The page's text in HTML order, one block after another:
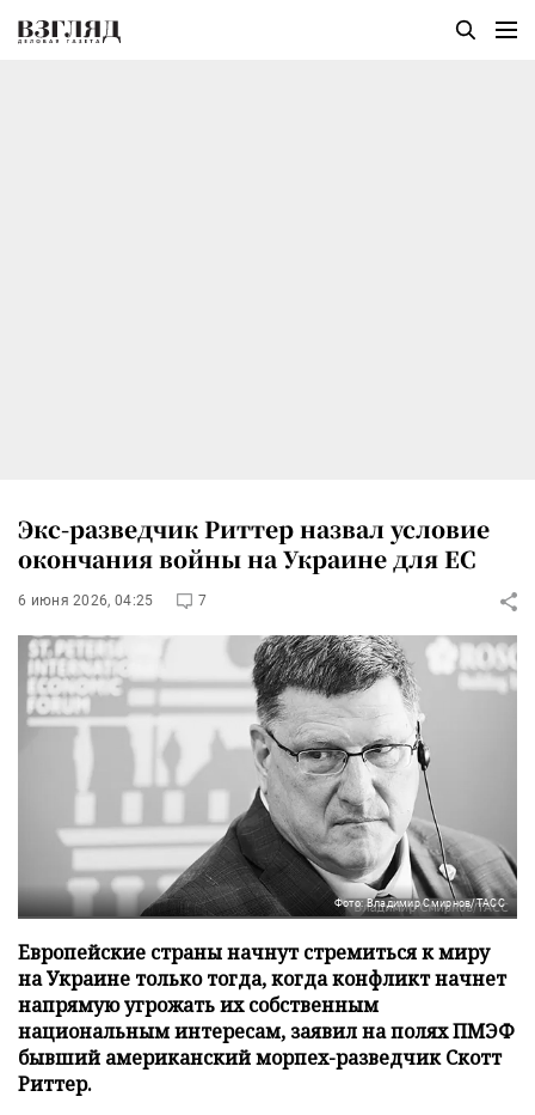
Экс-разведчик Риттер назвал условие
окончания войны на Украине для ЕС
6 июня 2026, 04:25 7
Фото: Владимир Смирнов/ТАСС
Европейские страны начнут стремиться к миру
на Украине только тогда, когда конфликт начнет
напрямую угрожать их собственным
национальным интересам, заявил на полях ПМЭФ
бывший американский морпех-разведчик Скотт
Риттер.